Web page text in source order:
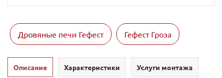
Дровяные печи Гефест Гефест Гроза
Описание Характеристики Услуги монтажа